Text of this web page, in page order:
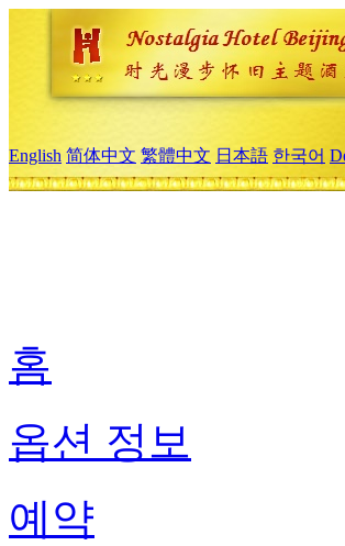
English 简体中文 繁體中文 日本語 한국어
홈
옵션 정보
예약